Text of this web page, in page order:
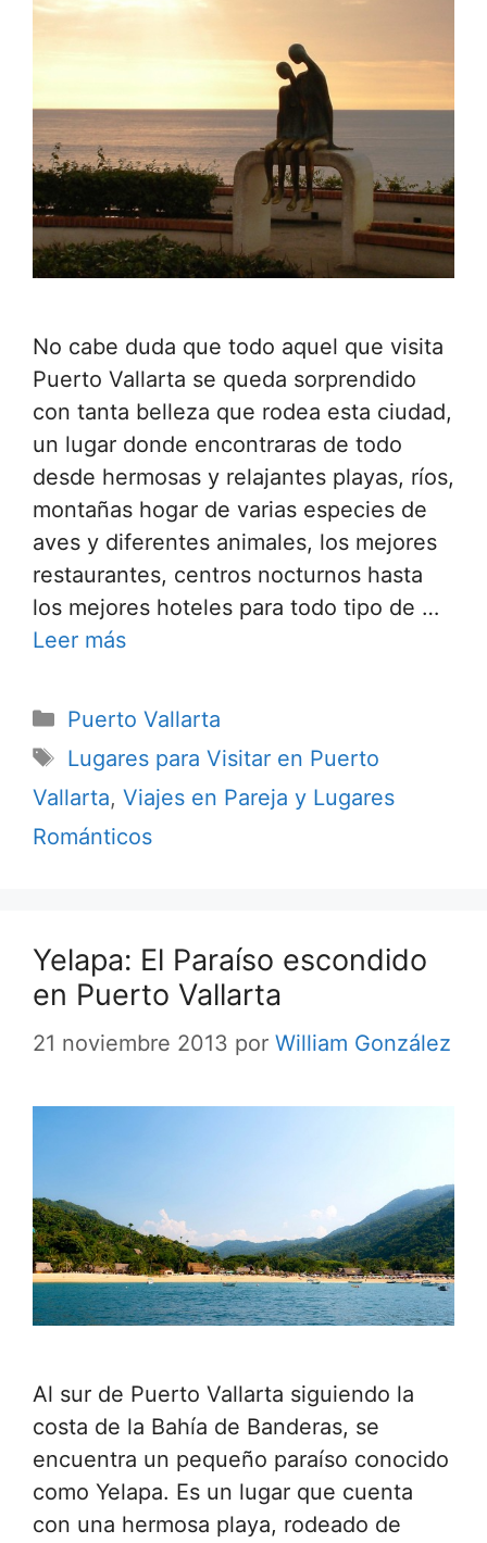
No cabe duda que todo aquel que visita
Puerto Vallarta se queda sorprendido
con tanta belleza que rodea esta ciudad,
un lugar donde encontraras de todo
desde hermosas y relajantes playas, ríos,
montañas hogar de varias especies de
aves y diferentes animales, los mejores
restaurantes, centros nocturnos hasta
los mejores hoteles para todo tipo de …
Leer más
Categorías
Puerto Vallarta
Etiquetas
Lugares para Visitar en Puerto
Vallarta, Viajes en Pareja y Lugares
Románticos
Yelapa: El Paraíso escondido
en Puerto Vallarta
21 noviembre 2013 por William González
Al sur de Puerto Vallarta siguiendo la
costa de la Bahía de Banderas, se
encuentra un pequeño paraíso conocido
como Yelapa. Es un lugar que cuenta
con una hermosa playa, rodeado de